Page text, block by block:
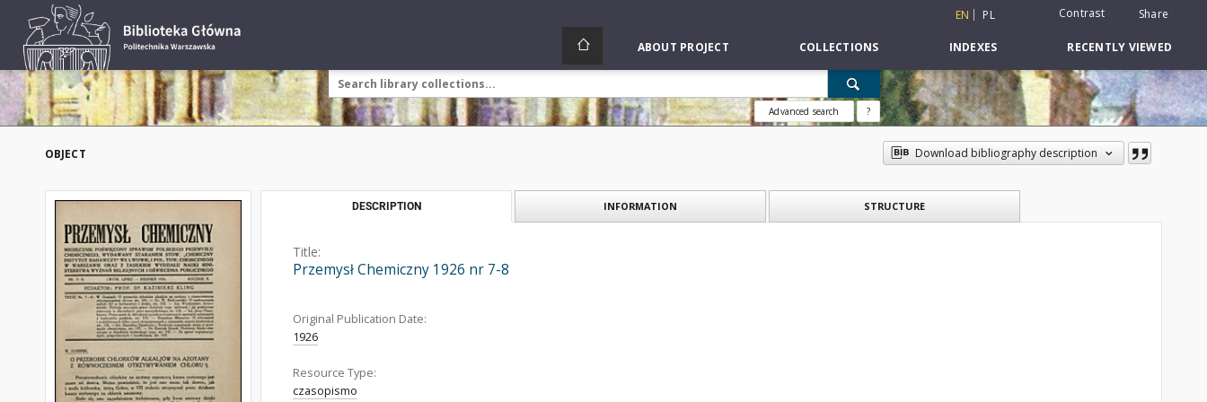
EN PL Contrast Share
ABOUT PROJECT COLLECTIONS INDEXES RECENTLY VIEWED
Advanced search ?
OBJECT Download bibliography description
DESCRIPTION INFORMATION STRUCTURE
Title:
Przemysł Chemiczny 1926 nr 7-8
Original Publication Date:
1926
Resource Type:
czasopismo